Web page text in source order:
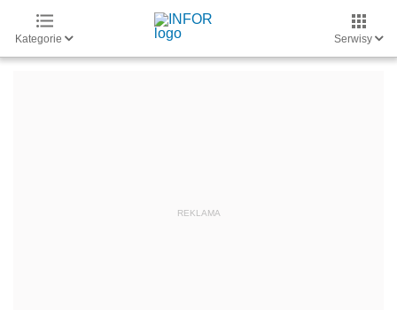
Kategorie Serwisy